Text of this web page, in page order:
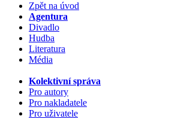
Zpět na úvod
Agentura
Divadlo
Hudba
Literatura
Média
Kolektivní správa
Pro autory
Pro nakladatele
Pro uživatele